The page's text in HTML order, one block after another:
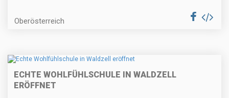
Oberösterreich
ECHTE WOHLFÜHLSCHULE IN WALDZELL
ERÖFFNET